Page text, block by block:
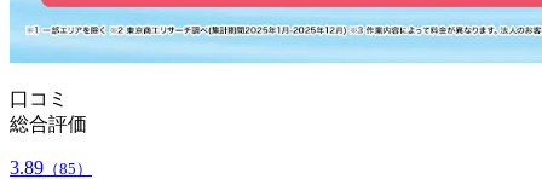
口コミ
総合評価
3.89 （85）